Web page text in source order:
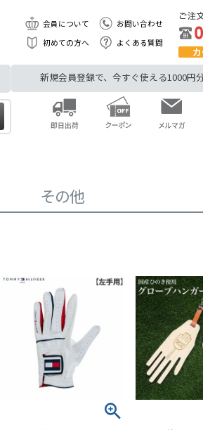
会員について
お問い合わせ
初めての方へ
よくある質問
新規会員登録で、今すぐ使える1000円
その他